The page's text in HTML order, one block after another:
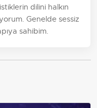
dilini halkın
Genelde sessiz
sahibim.